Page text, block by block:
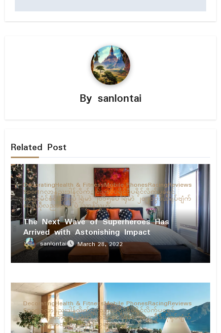
By sanlontai
Related Post
DecoratingHealth & FitnessMobile PhonesRacingReviews
Sportဂလာန်ညးဒါန်လိက်ဍုၚ်သ္အာၚ်ပရိုၚ်ဗီုပရိုၚ်လိက်ပရေၚ်
ပရေၚ်မံၚ်စံၚ်ဘဝပေဲါရုဲမာဲ ၂၀၁၅ပေဲါရုဲမာဲ ၂၀၂၀ဗွဳဒဳယဵုရုပ်ဗျံက်
ရေဒဳယဵုလညာတ်ပါ်ပဲါသၟာန်သွဟ်
The Next Wave of Superheroes Has
Arrived with Astonishing Impact
sanlontai March 28, 2022
DecoratingHealth & FitnessMobile PhonesRacingReviews
Sport ဂလာန်ညးဒါန်လိက်ဍုၚ်သ္အာၚ်ပရိုၚ်ဗီုပရိုၚ်လိက်ပရေၚ်
ပရေၚ်မံၚ်စံၚ်ဘဝပေဲါရုဲမာဲ ၂၀၁၅ပေဲါရုဲမာဲ ၂၀၂၀ဗွဳဒဳယဵုရုပ်ဗျံက်
ရေဒဳယဵုလညာတ်ပါ်ပဲါသၟာန်သွဟ်